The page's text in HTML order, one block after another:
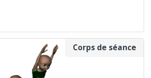
Corps de séance